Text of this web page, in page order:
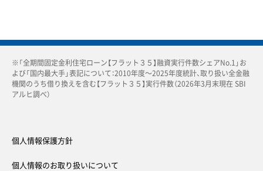
※「全期間固定金利住宅ローン【フラット３５】融資実行件数シェアNo.1」お
よび「国内最大手」表記について：2010年度〜2025年度統計、取り扱い全金融
機関のうち借り換えを含む【フラット３５】実行件数（2026年3月末現在 SBI
アルヒ調べ）
個人情報保護方針
個人情報のお取り扱いについて